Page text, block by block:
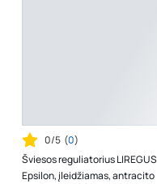
0/5 (0)
Šviesos reguliatorius LIREGUS
Epsilon, įleidžiamas, antracito